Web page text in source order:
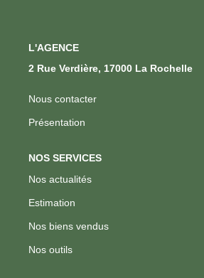
L'AGENCE
2 Rue Verdière, 17000 La Rochelle
Nous contacter
Présentation
NOS SERVICES
Nos actualités
Estimation
Nos biens vendus
Nos outils